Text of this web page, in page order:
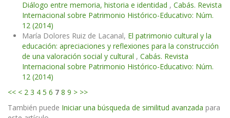
Diálogo entre memoria, historia e identidad , Cabás. Revista
Internacional sobre Patrimonio Histórico-Educativo: Núm.
12 (2014)
María Dolores Ruiz de Lacanal, El patrimonio cultural y la
educación: apreciaciones y reflexiones para la construcción
de una valoración social y cultural , Cabás. Revista
Internacional sobre Patrimonio Histórico-Educativo: Núm.
12 (2014)
<< < 2 3 4 5 6 7 8 9 > >>
También puede Iniciar una búsqueda de similitud avanzada para